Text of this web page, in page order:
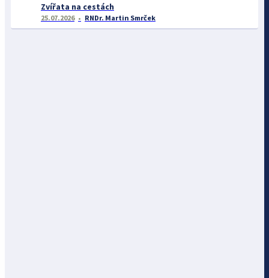
Zvířata na cestách
25.07.2026 RNDr. Martin Smrček